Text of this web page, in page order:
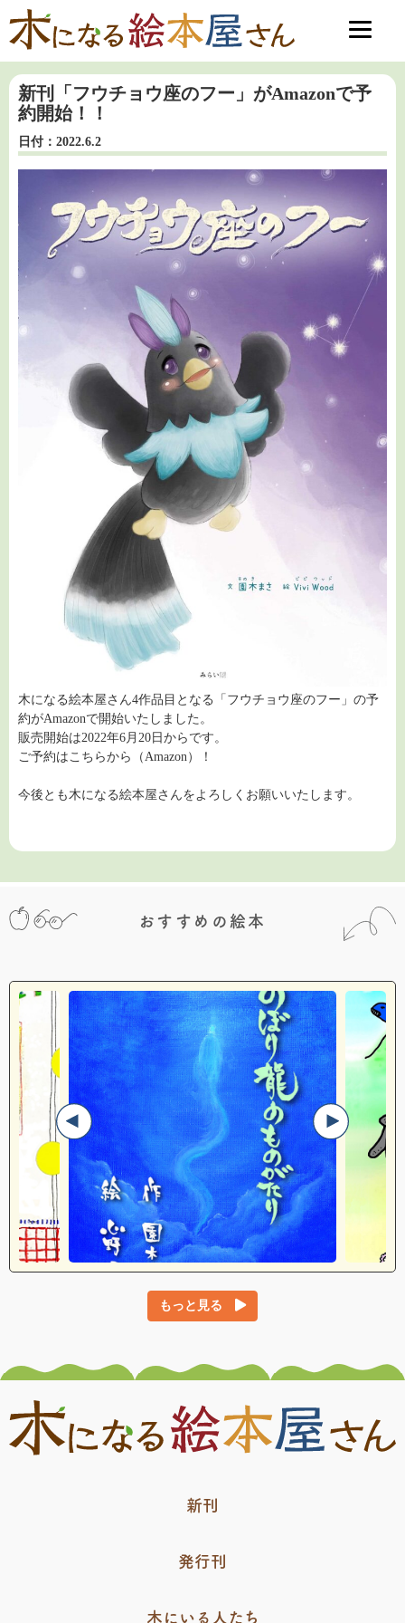
新刊「フウチョウ座のフー」がAmazonで予
約開始！！
日付：2022.6.2
木になる絵本屋さん4作品目となる「フウチョウ座のフー」の予
約がAmazonで開始いたしました。
販売開始は2022年6月20日からです。
ご予約はこちらから（Amazon） ！
今後とも木になる絵本屋さんをよろしくお願いいたします。
おすすめの絵本
もっと見る
新刊
発行刊
木にいる人たち